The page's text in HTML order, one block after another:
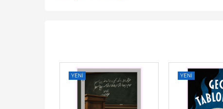
YENI YENI